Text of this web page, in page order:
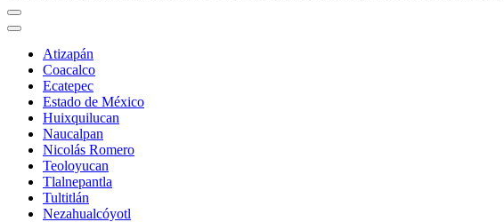
Atizapán
Coacalco
Ecatepec
Estado de México
Huixquilucan
Naucalpan
Nicolás Romero
Teoloyucan
Tlalnepantla
Tultitlán
Nezahualcóyotl